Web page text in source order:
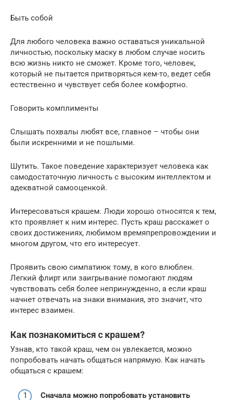
Быть собой
Для любого человека важно оставаться уникальной
личностью, поскольку маску в любом случае носить
всю жизнь никто не сможет. Кроме того, человек,
который не пытается притворяться кем-то, ведет себя
естественно и чувствует себя более комфортно.
Говорить комплименты
Слышать похвалы любят все, главное – чтобы они
были искренними и не пошлыми.
Шутить. Такое поведение характеризует человека как
самодостаточную личность с высоким интеллектом и
адекватной самооценкой.
Интересоваться крашем. Люди хорошо относятся к тем,
кто проявляет к ним интерес. Пусть краш расскажет о
своих достижениях, любимом времяпрепровождении и
многом другом, что его интересует.
Проявить свою симпатиюк тому, в кого влюблен.
Легкий флирт или заигрывание помогают людям
чувствовать себя более непринужденно, а если краш
начнет отвечать на знаки внимания, это значит, что
интерес взаимен.
Как познакомиться с крашем?
Узнав, кто такой краш, чем он увлекается, можно
попробовать начать общаться напрямую. Как начать
общаться с крашем:
Сначала можно попробовать установить